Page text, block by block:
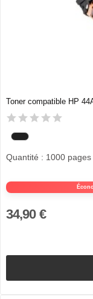
Toner compatible HP
Quantité : 1000 pages
34,90 €